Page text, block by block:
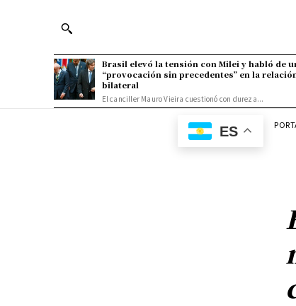
Brasil elevó la tensión con Milei y habló de
“provocación sin precedentes” en la
bilateral
El canciller Mauro Vieira cuestionó con dureza...
ES